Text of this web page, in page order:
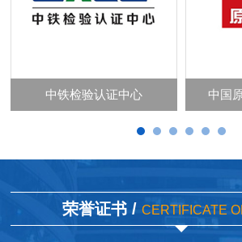
中铁检验认证中心 中国
荣誉证书 / CERTIFICATE